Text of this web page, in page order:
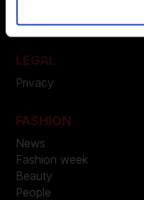
Contatti
LEGAL
Privacy
FASHION
News
Fashion week
Beauty
People